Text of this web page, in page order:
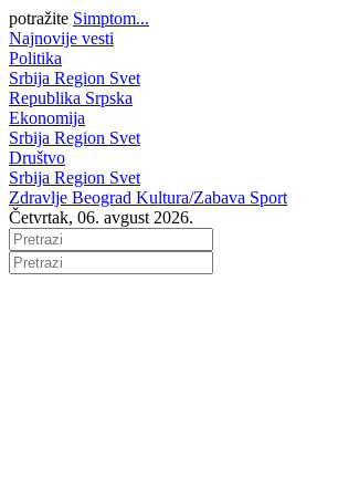
potražite Simptom...
Najnovije vesti
Politika
Srbija Region Svet
Republika Srpska
Ekonomija
Srbija Region Svet
Društvo
Srbija Region Svet
Zdravlje Beograd Kultura/Zabava Sport
Četvrtak, 06. avgust 2026.